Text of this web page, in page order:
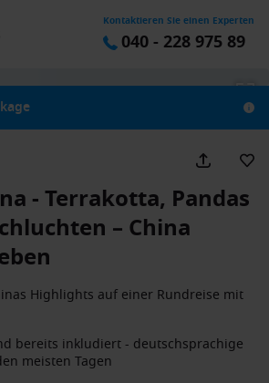
Kontaktieren Sie einen Experten
040 - 228 975 89
- Terrakotta, Pandas
– China
Highlights auf einer Rundreise mit
bereits inkludiert - deutschsprachige
meisten Tagen